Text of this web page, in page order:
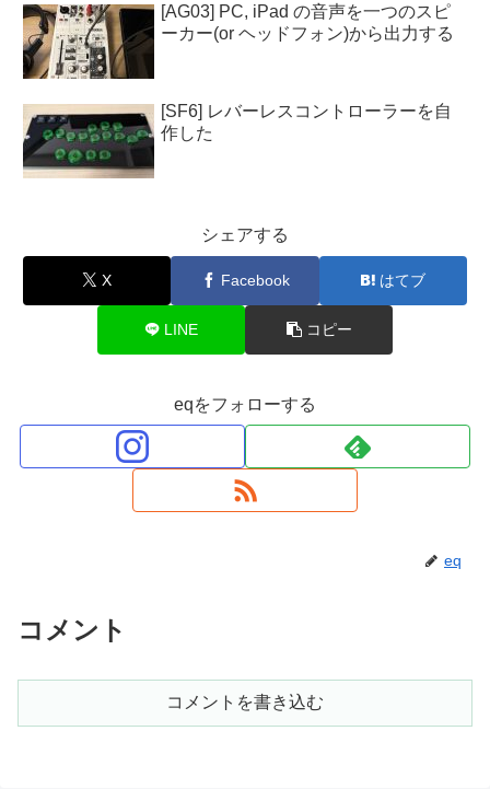
[AG03] PC, iPad の音声を一つのスピ
ーカー(or ヘッドフォン)から出力する
[SF6] レバーレスコントローラーを自
作した
シェアする
X Facebook はてブ
LINE コピー
eqをフォローする
eq
コメント
コメントを書き込む